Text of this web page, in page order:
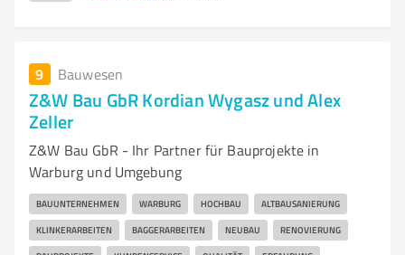
9 Bauwesen
Z&W Bau GbR Kordian Wygasz und Alex
Zeller
Z&W Bau GbR - Ihr Partner für Bauprojekte in
Warburg und Umgebung
BAUUNTERNEHMEN WARBURG HOCHBAU ALTBAUSANIERUNG
KLINKERARBEITEN BAGGERARBEITEN NEUBAU RENOVIERUNG